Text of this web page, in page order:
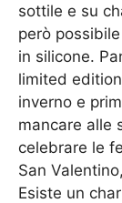
sottile e su
però
in silicone.
limited
inverno e
mancare alle
celebrare le
San
Esiste un